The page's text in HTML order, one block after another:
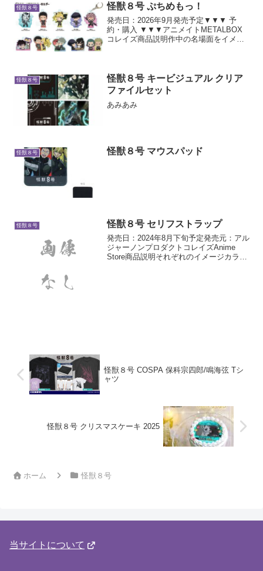
怪獣８号 怪獣８号 ぷちめもっ！
発売日：2026年9月発売予定▼▼▼ 予
約・購入 ▼▼▼アニメイトMETALBOX
コレイズ商品説明作中の名場面をイメー
怪獣８号
怪獣８号 キービジュアル クリア
ファイルセット
あみあみ
怪獣８号 怪獣８号 マウスパッド
怪獣８号 怪獣８号 セリフストラップ
発売日：2024年8月下旬予定発売元：アル
ジャーノンプロダクトコレイズAnime
Store商品説明それぞれのイメージカラー
怪獣８号 COSPA 保科宗四郎/鳴海弦 Tシ
ャツ
怪獣８号 クリスマスケーキ 2025
ホーム 怪獣８号
当サイトについて